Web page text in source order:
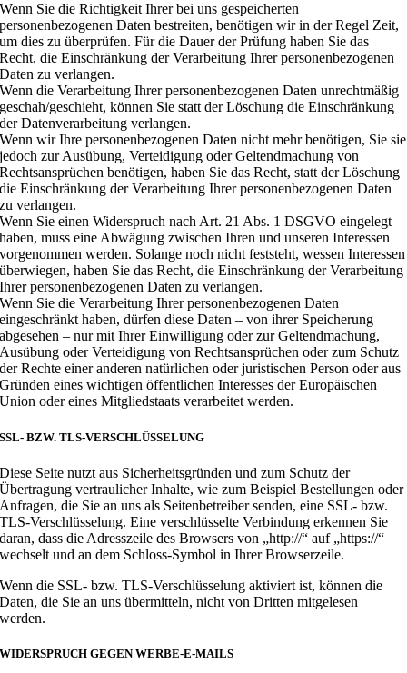
Wenn Sie die Richtigkeit Ihrer bei uns gespeicherten
personenbezogenen Daten bestreiten, benötigen wir in der Regel Zeit,
um dies zu überprüfen. Für die Dauer der Prüfung haben Sie das
Recht, die Einschränkung der Verarbeitung Ihrer personenbezogenen
Daten zu verlangen.
Wenn die Verarbeitung Ihrer personenbezogenen Daten unrechtmäßig
geschah/geschieht, können Sie statt der Löschung die Einschränkung
der Datenverarbeitung verlangen.
Wenn wir Ihre personenbezogenen Daten nicht mehr benötigen, Sie sie
jedoch zur Ausübung, Verteidigung oder Geltendmachung von
Rechtsansprüchen benötigen, haben Sie das Recht, statt der Löschung
die Einschränkung der Verarbeitung Ihrer personenbezogenen Daten
zu verlangen.
Wenn Sie einen Widerspruch nach Art. 21 Abs. 1 DSGVO eingelegt
haben, muss eine Abwägung zwischen Ihren und unseren Interessen
vorgenommen werden. Solange noch nicht feststeht, wessen Interessen
überwiegen, haben Sie das Recht, die Einschränkung der Verarbeitung
Ihrer personenbezogenen Daten zu verlangen.
Wenn Sie die Verarbeitung Ihrer personenbezogenen Daten
eingeschränkt haben, dürfen diese Daten – von ihrer Speicherung
abgesehen – nur mit Ihrer Einwilligung oder zur Geltendmachung,
Ausübung oder Verteidigung von Rechtsansprüchen oder zum Schutz
der Rechte einer anderen natürlichen oder juristischen Person oder aus
Gründen eines wichtigen öffentlichen Interesses der Europäischen
Union oder eines Mitgliedstaats verarbeitet werden.
SSL- BZW. TLS-VERSCHLÜSSELUNG
Diese Seite nutzt aus Sicherheitsgründen und zum Schutz der
Übertragung vertraulicher Inhalte, wie zum Beispiel Bestellungen oder
Anfragen, die Sie an uns als Seitenbetreiber senden, eine SSL- bzw.
TLS-Verschlüsselung. Eine verschlüsselte Verbindung erkennen Sie
daran, dass die Adresszeile des Browsers von „http://“ auf „https://“
wechselt und an dem Schloss-Symbol in Ihrer Browserzeile.
Wenn die SSL- bzw. TLS-Verschlüsselung aktiviert ist, können die
Daten, die Sie an uns übermitteln, nicht von Dritten mitgelesen
werden.
WIDERSPRUCH GEGEN WERBE-E-MAILS